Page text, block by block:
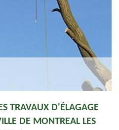
TRAVAUX D'ÉLAGAGE
DE MONTREAL LES